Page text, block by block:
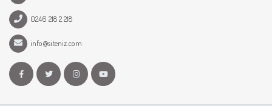
0246 218 2 218
info@siteniz.com